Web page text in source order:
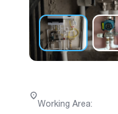
Working Area: